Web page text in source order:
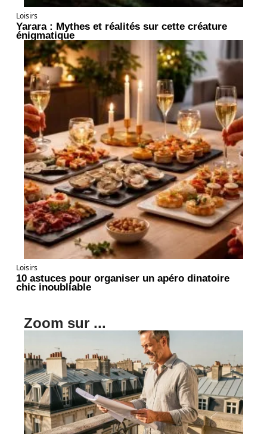
Loisirs
Yarara : Mythes et réalités sur cette créature
énigmatique
Loisirs
10 astuces pour organiser un apéro dinatoire
chic inoubliable
Zoom sur ...